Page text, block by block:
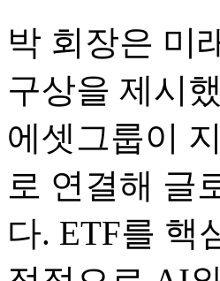
박 회장은 미
구상을 제시
에셋그룹이
로 연결해 글
다. ETF를 핵